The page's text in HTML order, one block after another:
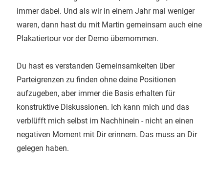
immer dabei. Und als wir in einem Jahr mal weniger
waren, dann hast du mit Martin gemeinsam auch eine
Plakatiertour vor der Demo übernommen.
Du hast es verstanden Gemeinsamkeiten über
Parteigrenzen zu finden ohne deine Positionen
aufzugeben, aber immer die Basis erhalten für
konstruktive Diskussionen. Ich kann mich und das
verblüfft mich selbst im Nachhinein - nicht an einen
negativen Moment mit Dir erinnern. Das muss an Dir
gelegen haben.